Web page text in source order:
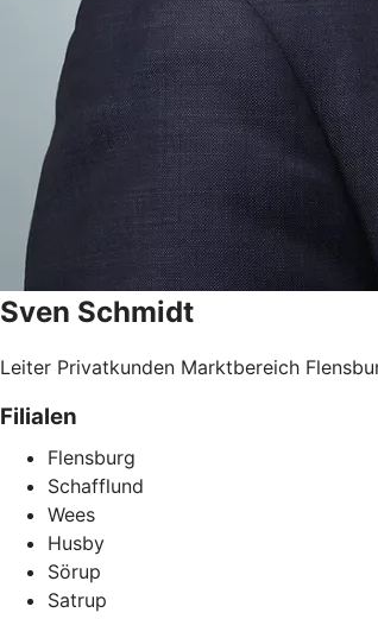
Sven Schmidt
Leiter Privatkunden Marktbereich
Filialen
Flensburg
Schafflund
Wees
Husby
Sörup
Satrup